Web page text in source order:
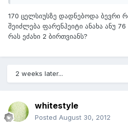
170 ცელსიუსზე დადნებოდა ბევრი
შეიძლება ფარენჰეიტი ანახა ანუ
რას ეძახი 2 ბირთვიანს?
2 weeks later...
whitestyle
Posted August 30, 2012